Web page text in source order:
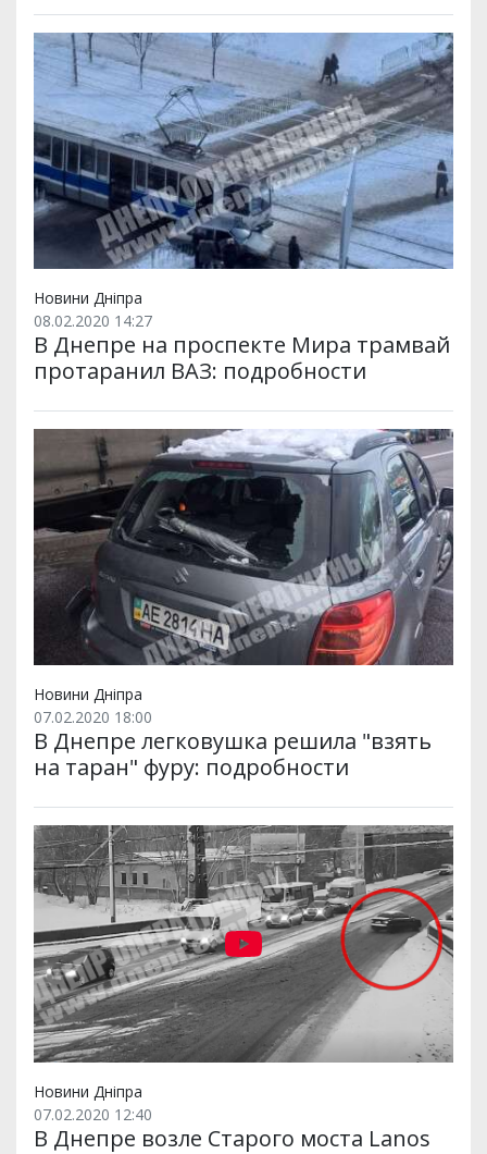
Новини Дніпра
08.02.2020 14:27
В Днепре на проспекте Мира трамвай
протаранил ВАЗ: подробности
Новини Дніпра
07.02.2020 18:00
В Днепре легковушка решила "взять
на таран" фуру: подробности
Новини Дніпра
07.02.2020 12:40
В Днепре возле Старого моста Lanos